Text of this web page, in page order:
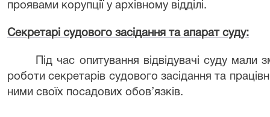
проявами корупції у архівному відділі.
Секретарі судового засідання та апарат суду:
Під час опитування відвідувачі суду мали
роботи секретарів судового засідання та
ними своїх посадових обов’язків.